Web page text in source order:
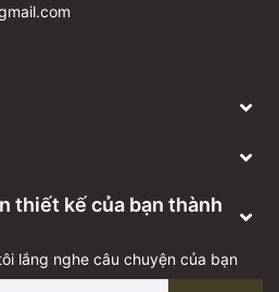
thiết kế của bạn thành
lắng nghe câu chuyện của bạn